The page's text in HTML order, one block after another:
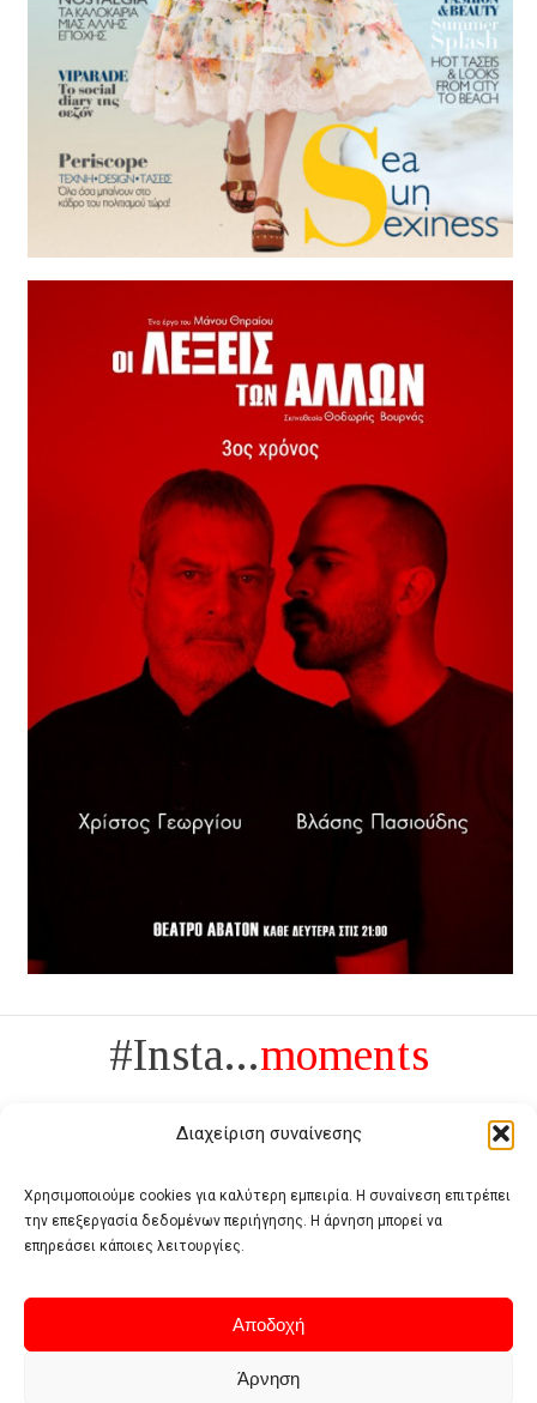
Διαχείριση συναίνεσης
Χρησιμοποιούμε cookies για καλύτερη εμπειρία. Η συναίνεση επιτρέπει
την επεξεργασία δεδομένων περιήγησης. Η άρνηση μπορεί να
επηρεάσει κάποιες λειτουργίες.
Αποδοχή
Άρνηση
#Insta...moments
Πολυτέλεια δεν είναι το αντίθετο της ανέχειας, είναι το αντίθετο της